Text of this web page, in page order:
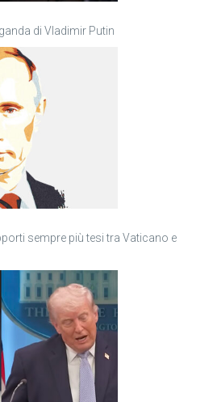
di Vladimir Putin
sempre più tesi tra Vaticano e